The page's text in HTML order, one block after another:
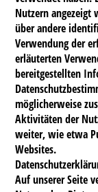
Nutzern angezeigt
über andere
Verwendung der
erläuterten
bereitgestellten
möglicherweise
Aktivitäten der
weiter, wie etwa
Websites.
Auf unserer Seite